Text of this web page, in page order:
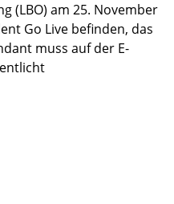
(LBO) am 25. November
Go Live befinden, das
muss auf der E-